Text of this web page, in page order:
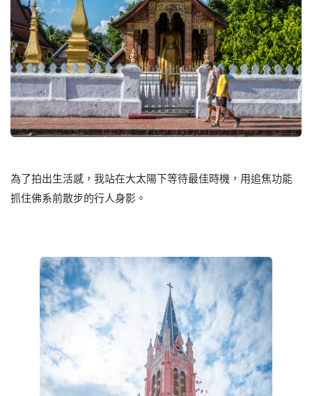
為了拍出生活感，我站在大太陽下等待最佳時機，用追焦功能
抓住佛系前散步的行人身影。